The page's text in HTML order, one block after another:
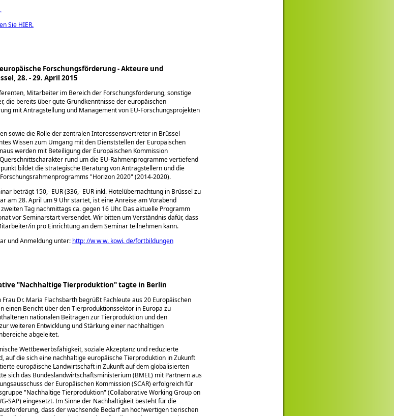
Sie HIER.
Forschungsförderung - Akteure und
28. - 29. April 2015
Mitarbeiter im Bereich der Forschungsförderung, sonstige
die bereits über gute Grundkenntnisse der europäischen
mit Antragstellung und Management von EU-Forschungsprojekten
sowie die Rolle der zentralen Interessensvertreter in Brüssel
Wissen zum Umgang mit den Dienststellen der Europäischen
werden mit Beteiligung der Europäischen Kommission
rund um die EU-Rahmenprogramme vertiefend
bildet die strategische Beratung von Antragstellern und die
Horizon 2020 (2014-2020).
beträgt 150,- EUR (336,- EUR inkl. Hotelübernachtung in Brüssel zu
am 28. April um 9 Uhr startet, ist eine Anreise am Vorabend
Tag nachmittags ca. gegen 16 Uhr. Das aktuelle Programm
vor Seminarstart versendet. Wir bitten um Verständnis dafür, dass
in pro Einrichtung an dem Seminar teilnehmen kann.
und Anmeldung unter: http: //w w w. kowi. de/fortbildungen
"Nachhaltige Tierproduktion" tagte in Berlin
Dr. Maria Flachsbarth begrüßt Fachleute aus 20 Europäischen
einen Bericht über den Tierproduktionssektor in Europa zu
nationalen Beiträgen zur Tierproduktion und den
weiteren Entwicklung und Stärkung einer nachhaltigen
abgeleitet.
Wettbewerbsfähigkeit, soziale Akzeptanz und reduzierte
auf die sich eine nachhaltige europäische Tierproduktion in Zukunft
europäische Landwirtschaft in Zukunft auf dem globalisierten
sich das Bundeslandwirtschaftsministerium (BMEL) mit Partnern aus
der Europäischen Kommission (SCAR) erfolgreich für
Nachhaltige Tierproduktion (Collaborative Working Group on
SAP) eingesetzt. Im Sinne der Nachhaltigkeit besteht für die
dass der wachsende Bedarf an hochwertigen tierischen